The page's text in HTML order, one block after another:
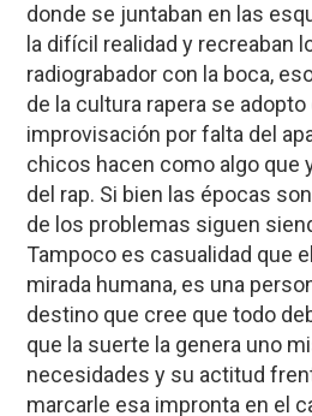
donde se juntaban en las
la difícil realidad y recreaban
radiograbador con la boca,
de la cultura rapera se
improvisación por falta del
chicos hacen como algo que
del rap. Si bien las épocas
de los problemas siguen
Tampoco es casualidad que
mirada humana, es una
destino que cree que todo
que la suerte la genera uno
necesidades y su actitud
marcarle esa impronta en el